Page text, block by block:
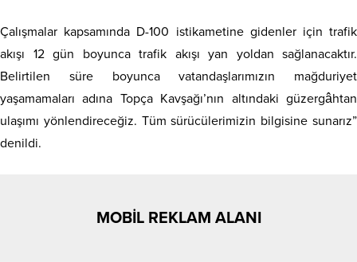
Çalışmalar kapsamında D-100 istikametine gidenler için trafik
akışı 12 gün boyunca trafik akışı yan yoldan sağlanacaktır.
Belirtilen süre boyunca vatandaşlarımızın mağduriyet
yaşamamaları adına Topça Kavşağı’nın altındaki güzergâhtan
ulaşımı yönlendireceğiz. Tüm sürücülerimizin bilgisine sunarız”
denildi.
MOBİL REKLAM ALANI